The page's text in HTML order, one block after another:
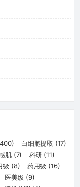
白细胞提取 (17)
肌 (7) 科研 (11)
级 (8) 药用级 (16)
医美级 (9)